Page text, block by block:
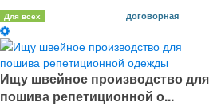
Для всех договорная
Ищу швейное производство для
пошива репетиционной о...